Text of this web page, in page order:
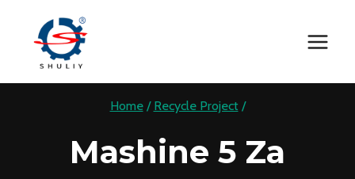
content
Home / Recycle Project /
Mashine 5 Za